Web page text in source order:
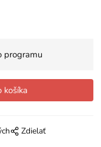
programu
Zdielať